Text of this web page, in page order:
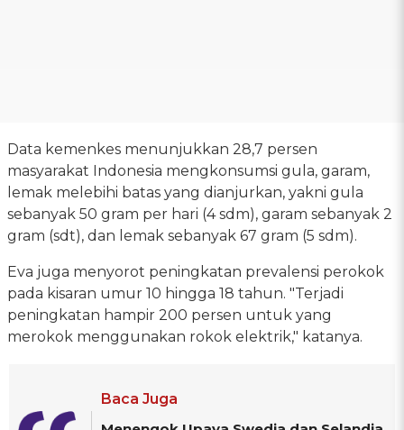
Data kemenkes menunjukkan 28,7 persen
masyarakat Indonesia mengkonsumsi gula, garam,
lemak melebihi batas yang dianjurkan, yakni gula
sebanyak 50 gram per hari (4 sdm), garam sebanyak 2
gram (sdt), dan lemak sebanyak 67 gram (5 sdm).
Eva juga menyorot peningkatan prevalensi perokok
pada kisaran umur 10 hingga 18 tahun. "Terjadi
peningkatan hampir 200 persen untuk yang
merokok menggunakan rokok elektrik," katanya.
Baca Juga